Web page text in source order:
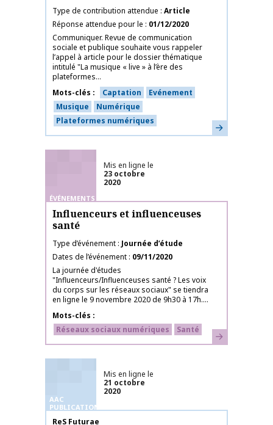
Type de contribution attendue Article
Réponse attendue pour le
01/12/2020
Communiquer. Revue de communication
sociale et publique souhaite vous rappeler
l’appel à article pour le dossier thématique
intitulé "La musique « live » à l’ère des
plateformes...
Mots-clés
Captation
Evénement
Musique
Numérique
Plateformes numériques
En savoir plus
ÉVÉNEMENTS
Mis en ligne le
23 octobre
2020
Influenceurs et influenceuses
santé
Type d’événement Journée d’étude
Dates de l’événement 09/11/2020
La journée d'études
"Influenceurs/Influenceuses santé ? Les voix
du corps sur les réseaux sociaux" se tiendra
en ligne le 9 novembre 2020 de 9h30 à 17h....
Mots-clés
Réseaux sociaux numériques
Santé En savoir plus
AAC
PUBLICATIONS
Mis en ligne le
21 octobre
2020
Nom de la publication
ReS Futurae